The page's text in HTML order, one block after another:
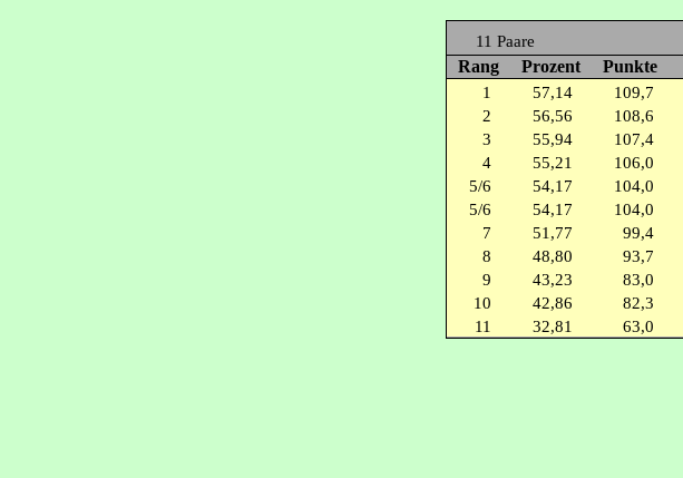
11 Paare
Rang Prozent Punkte
1 57,14 109,7
2
56,56 108,6
3
55,94 107,4
4
55,21 106,0
5/6
54,17 104,0
5/6
54,17 104,0
7
51,77 99,4
8
48,80 93,7
9
43,23 83,0
10
42,86 82,3
11
32,81 63,0